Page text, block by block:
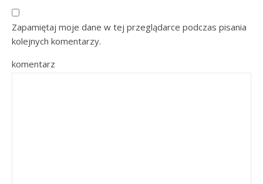
Zapamiętaj moje dane w tej przeglądarce podczas pisania
kolejnych komentarzy.
komentarz